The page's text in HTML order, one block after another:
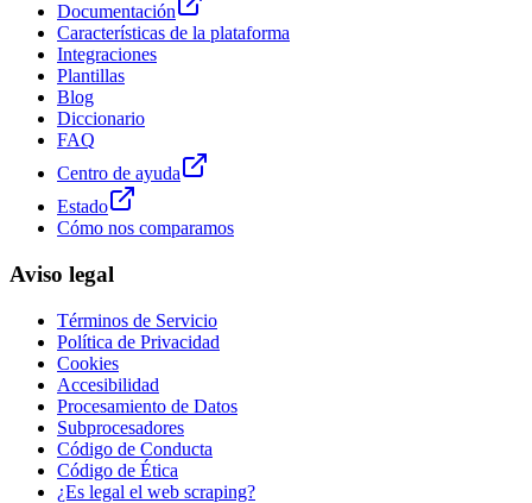
Documentación
Características de la plataforma
Integraciones
Plantillas
Blog
Diccionario
FAQ
Centro de ayuda
Estado
Cómo nos comparamos
Aviso legal
Términos de Servicio
Política de Privacidad
Cookies
Accesibilidad
Procesamiento de Datos
Subprocesadores
Código de Conducta
Código de Ética
¿Es legal el web scraping?